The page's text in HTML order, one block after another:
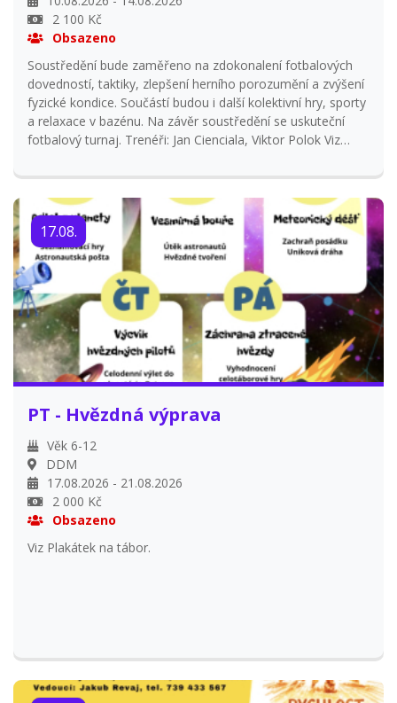
2 100 Kč
Obsazeno
Soustředění bude zaměřeno na zdokonalení fotbalových
dovedností, taktiky, zlepšení herního porozumění a zvýšení
fyzické kondice. Součástí budou i další kolektivní hry, sporty
a relaxace v bazénu. Na závěr soustředění se uskuteční
fotbalový turnaj. Trenéři: Jan Cienciala, Viktor Polok Viz
17.08.
PT - Hvězdná výprava
Věk 6-12
DDM
17.08.2026 - 21.08.2026
2 000 Kč
Obsazeno
Viz Plakátek na tábor.